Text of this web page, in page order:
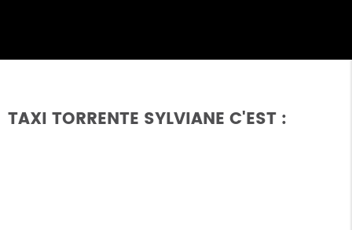
TAXI TORRENTE SYLVIANE C'EST :